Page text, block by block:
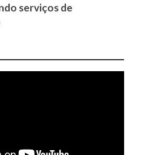
serviços de